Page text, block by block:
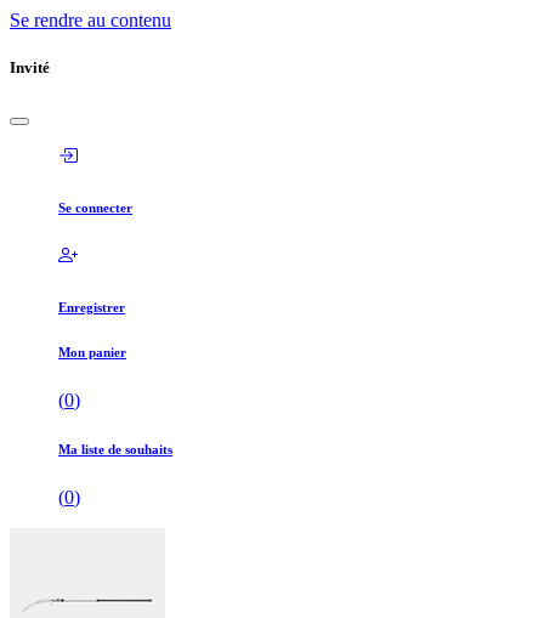
Se rendre au contenu
Invité
Se connecter
Enregistrer
Mon panier
(0)
Ma liste de souhaits
(0)